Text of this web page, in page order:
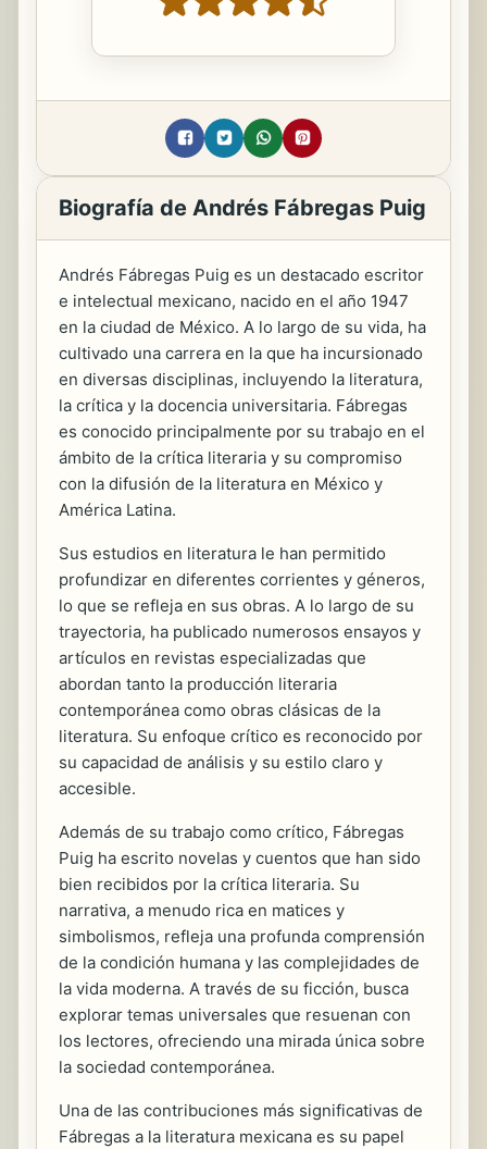
Biografía de Andrés Fábregas Puig
Andrés Fábregas Puig es un destacado escritor
e intelectual mexicano, nacido en el año 1947
en la ciudad de México. A lo largo de su vida, ha
cultivado una carrera en la que ha incursionado
en diversas disciplinas, incluyendo la literatura,
la crítica y la docencia universitaria. Fábregas
es conocido principalmente por su trabajo en el
ámbito de la crítica literaria y su compromiso
con la difusión de la literatura en México y
América Latina.
Sus estudios en literatura le han permitido
profundizar en diferentes corrientes y géneros,
lo que se refleja en sus obras. A lo largo de su
trayectoria, ha publicado numerosos ensayos y
artículos en revistas especializadas que
abordan tanto la producción literaria
contemporánea como obras clásicas de la
literatura. Su enfoque crítico es reconocido por
su capacidad de análisis y su estilo claro y
accesible.
Además de su trabajo como crítico, Fábregas
Puig ha escrito novelas y cuentos que han sido
bien recibidos por la crítica literaria. Su
narrativa, a menudo rica en matices y
simbolismos, refleja una profunda comprensión
de la condición humana y las complejidades de
la vida moderna. A través de su ficción, busca
explorar temas universales que resuenan con
los lectores, ofreciendo una mirada única sobre
la sociedad contemporánea.
Una de las contribuciones más significativas de
Fábregas a la literatura mexicana es su papel